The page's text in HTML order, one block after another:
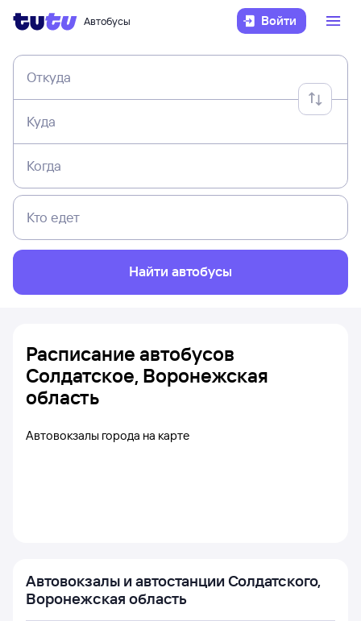
Автобусы Войти
Откуда
Куда
Когда
Кто едет
Найти автобусы
Расписание автобусов
Солдатское, Воронежская
область
Автовокзалы города на карте
Автовокзалы и автостанции Солдатского,
Воронежская область